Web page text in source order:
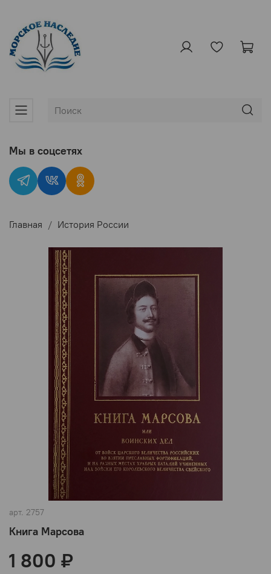
Главная История России
арт. 2757
Книга Марсова
1 800 ₽
Мы в соцсетях